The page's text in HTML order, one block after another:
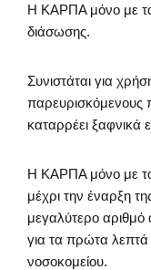
Η ΚΑΡΠΑ μόνο με
διάσωσης.
Συνιστάται για
παρευρισκόμενους
καταρρέει ξαφνικά
Η ΚΑΡΠΑ μόνο με τα
μέχρι την έναρξη
μεγαλύτερο
για τα πρώτα
νοσοκομείου.